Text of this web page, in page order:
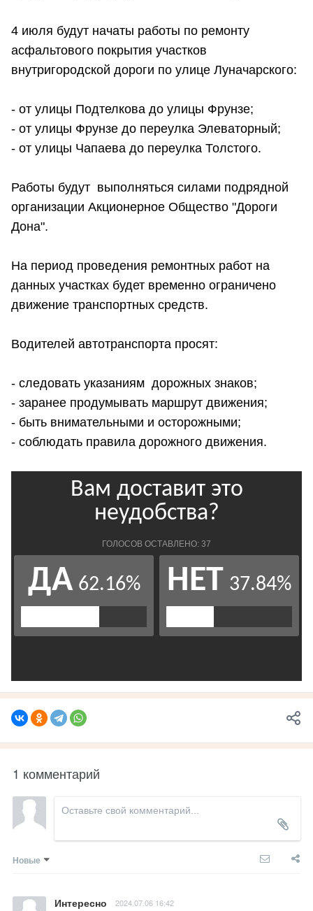
4 июля будут начаты работы по ремонту
асфальтового покрытия участков
внутригородской дороги по улице Луначарского:
- от улицы Подтелкова до улицы Фрунзе;
- от улицы Фрунзе до переулка Элеваторный;
- от улицы Чапаева до переулка Толстого.
Работы будут выполняться силами подрядной
организации Акционерное Общество "Дороги
Дона".
На период проведения ремонтных работ на
данных участках будет временно ограничено
движение транспортных средств.
Водителей автотранспорта просят:
- следовать указаниям дорожных знаков;
- заранее продумывать маршрут движения;
- быть внимательными и осторожными;
- соблюдать правила дорожного движения.
1 комментарий
Новые
Интересно 2024.07.06 16:42